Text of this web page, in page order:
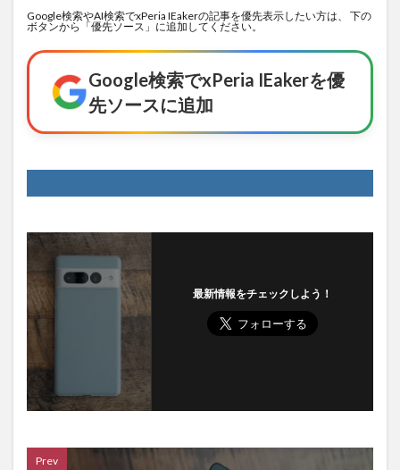
Google検索やAI検索でxPeria IEakerの記事を優先表示したい方は、 下の
ボタンから「優先ソース」に追加してください。
Google検索でxPeria IEakerを優
先ソースに追加
最新情報をチェックしよう！
Prev